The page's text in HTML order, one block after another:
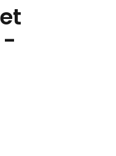
-